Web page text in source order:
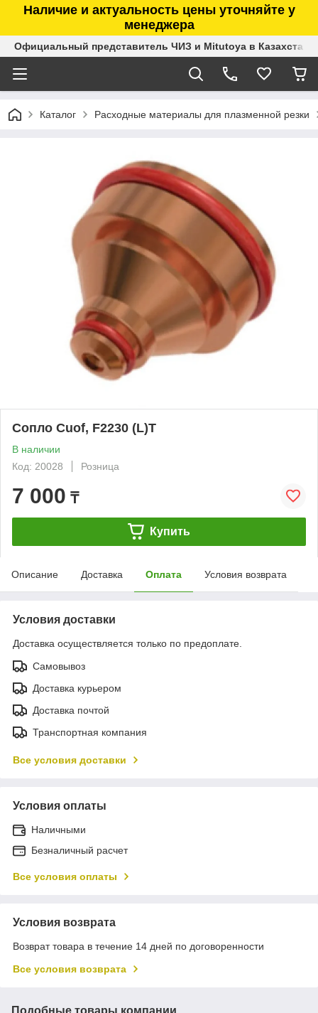
Наличие и актуальность цены уточняйте у
менеджера
Официальный представитель ЧИЗ и Mitutoya в Казахстане
Каталог Расходные материалы для плазменной резки
Сопло Cuof, F2230 (L)T
В наличии
Код: 20028
Розница
7 000 ₸
Купить
Описание Доставка Оплата Условия возврата
Условия доставки
Доставка осуществляется только по предоплате.
Самовывоз
Доставка курьером
Доставка почтой
Транспортная компания
Все условия доставки
Условия оплаты
Наличными
Безналичный расчет
Все условия оплаты
Условия возврата
Возврат товара в течение 14 дней по договоренности
Все условия возврата
Подобные товары компании